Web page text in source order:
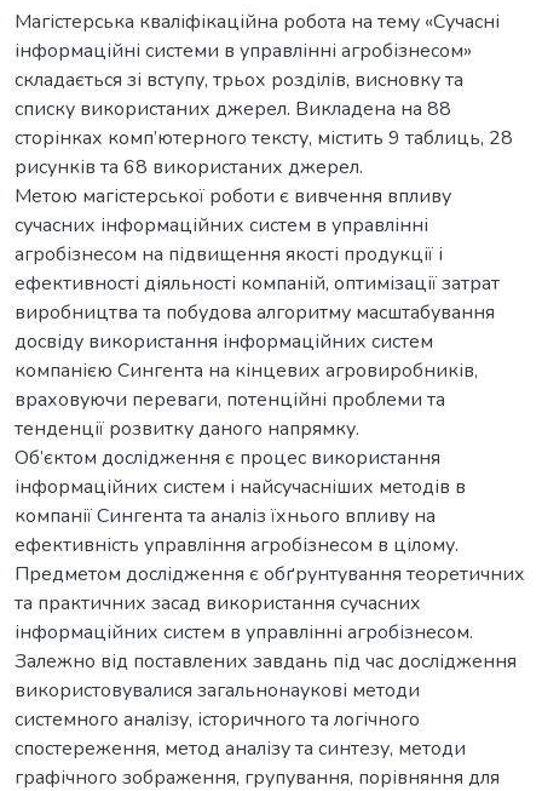
Магістерська кваліфікаційна робота на тему «Сучасні
інформаційні системи в управлінні агробізнесом»
складається зі вступу, трьох розділів, висновку та
списку використаних джерел. Викладена на 88
сторінках комп’ютерного тексту, містить 9 таблиць, 28
рисунків та 68 використаних джерел.
Метою магістерської роботи є вивчення впливу
сучасних інформаційних систем в управлінні
агробізнесом на підвищення якості продукції і
ефективності діяльності компаній, оптимізації затрат
виробництва та побудова алгоритму масштабування
досвіду використання інформаційних систем
компанією Сингента на кінцевих агровиробників,
враховуючи переваги, потенційні проблеми та
тенденції розвитку даного напрямку.
Об’єктом дослідження є процес використання
інформаційних систем і найсучасніших методів в
компанії Сингента та аналіз їхнього впливу на
ефективність управління агробізнесом в цілому.
Предметом дослідження є обґрунтування теоретичних
та практичних засад використання сучасних
інформаційних систем в управлінні агробізнесом.
Залежно від поставлених завдань під час дослідження
використовувалися загальнонаукові методи
системного аналізу, історичного та логічного
спостереження, метод аналізу та синтезу, методи
графічного зображення, групування, порівняння для